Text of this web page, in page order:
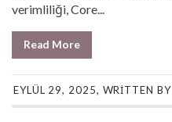
verimliliği, Core...
Read More
EYLÜL 29, 2025, WRITTEN BY